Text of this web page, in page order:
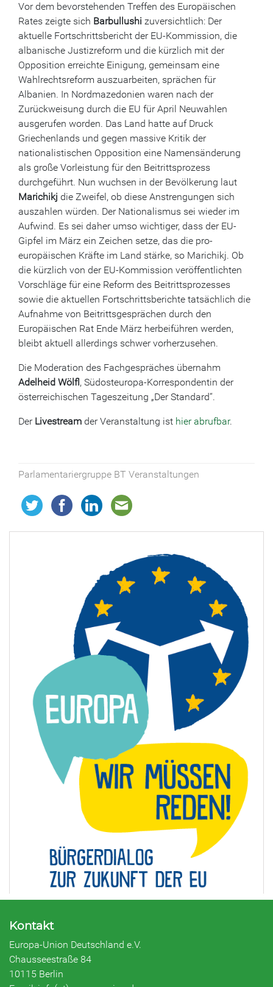
Vor dem bevorstehenden Treffen des Europäischen
Rates zeigte sich Barbullushi zuversichtlich: Der
aktuelle Fortschrittsbericht der EU-Kommission, die
albanische Justizreform und die kürzlich mit der
Opposition erreichte Einigung, gemeinsam eine
Wahlrechtsreform auszuarbeiten, sprächen für
Albanien. In Nordmazedonien waren nach der
Zurückweisung durch die EU für April Neuwahlen
ausgerufen worden. Das Land hatte auf Druck
Griechenlands und gegen massive Kritik der
nationalistischen Opposition eine Namensänderung
als große Vorleistung für den Beitrittsprozess
durchgeführt. Nun wuchsen in der Bevölkerung laut
Marichikj die Zweifel, ob diese Anstrengungen sich
auszahlen würden. Der Nationalismus sei wieder im
Aufwind. Es sei daher umso wichtiger, dass der EU-
Gipfel im März ein Zeichen setze, das die pro-
europäischen Kräfte im Land stärke, so Marichikj. Ob
die kürzlich von der EU-Kommission veröffentlichten
Vorschläge für eine Reform des Beitrittsprozesses
sowie die aktuellen Fortschrittsberichte tatsächlich die
Aufnahme von Beitrittsgesprächen durch den
Europäischen Rat Ende März herbeiführen werden,
bleibt aktuell allerdings schwer vorherzusehen.
Die Moderation des Fachgespräches übernahm
Adelheid Wölfl, Südosteuropa-Korrespondentin der
österreichischen Tageszeitung „Der Standard“.
Der Livestream der Veranstaltung ist hier abrufbar.
Parlamentariergruppe BT Veranstaltungen
Kontakt
Europa-Union Deutschland e.V.
Chausseestraße 84
10115 Berlin